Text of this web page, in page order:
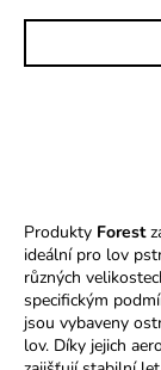
Produkty Forest
ideální pro lov
různých
specifickým
jsou vybaveny
lov. Díky jejich